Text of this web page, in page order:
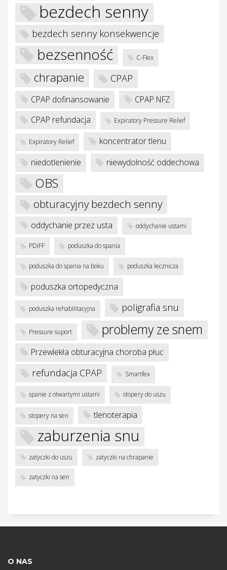
bezdech senny
bezdech senny konsekwencje
bezsenność C-Flex
chrapanie CPAP
CPAP dofinansowanie
CPAP NFZ
CPAP refundacja
Expiratory Pressure Relief
Expiratory Relief
koncentrator tlenu
niedotlenienie
niewydolność oddechowa
OBS
obturacyjny bezdech senny
oddychanie przez usta oddychanie ustami
PDIFF poduszka do spania
poduszka do spania na boku poduszka lecznicza
poduszka ortopedyczna
poduszka rehabilitacyjna poligrafia snu
Pressure suport problemy ze snem
Przewlekła obturacyjna choroba płuc
refundacja CPAP Smartfex
spanie z otwartymi ustami stopery do uszu
stopery na sen tlenoterapia
zaburzenia snu
zatyczki do uszu zatyczki na chrapanie
zatyczki na sen
O NAS